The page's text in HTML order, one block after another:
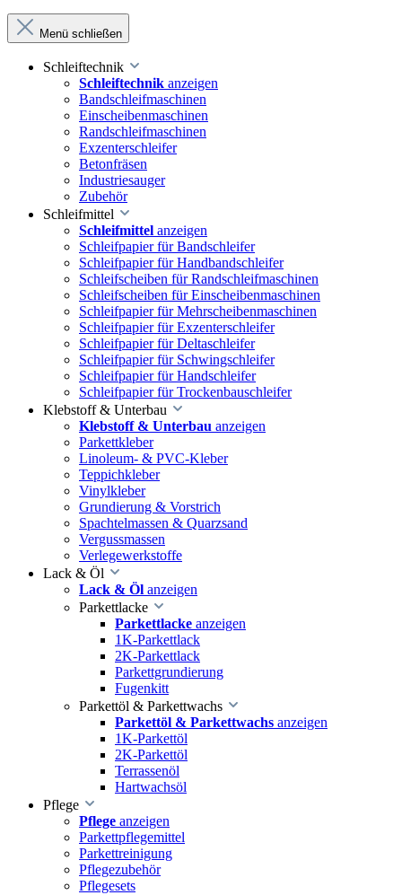
Menü schließen
Schleiftechnik
Schleiftechnik anzeigen
Bandschleifmaschinen
Einscheibenmaschinen
Randschleifmaschinen
Exzenterschleifer
Betonfräsen
Industriesauger
Zubehör
Schleifmittel
Schleifmittel anzeigen
Schleifpapier für Bandschleifer
Schleifpapier für Handbandschleifer
Schleifscheiben für Randschleifmaschinen
Schleifscheiben für Einscheibenmaschinen
Schleifpapier für Mehrscheibenmaschinen
Schleifpapier für Exzenterschleifer
Schleifpapier für Deltaschleifer
Schleifpapier für Schwingschleifer
Schleifpapier für Handschleifer
Schleifpapier für Trockenbauschleifer
Klebstoff & Unterbau
Klebstoff & Unterbau anzeigen
Parkettkleber
Linoleum- & PVC-Kleber
Teppichkleber
Vinylkleber
Grundierung & Vorstrich
Spachtelmassen & Quarzsand
Vergussmassen
Verlegewerkstoffe
Lack & Öl
Lack & Öl anzeigen
Parkettlacke
Parkettlacke anzeigen
1K-Parkettlack
2K-Parkettlack
Parkettgrundierung
Fugenkitt
Parkettöl & Parkettwachs
Parkettöl & Parkettwachs anzeigen
1K-Parkettöl
2K-Parkettöl
Terrassenöl
Hartwachsöl
Pflege
Pflege anzeigen
Parkettpflegemittel
Parkettreinigung
Pflegezubehör
Pflegesets